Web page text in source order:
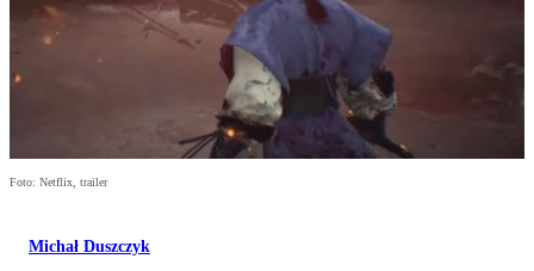
Foto: Netflix, trailer
Michał Duszczyk